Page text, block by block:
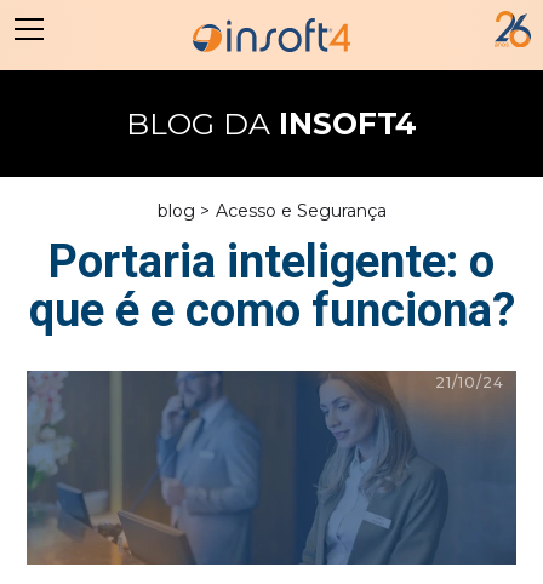
BLOG DAINSOFT4
blog > Acesso e Segurança
Portaria inteligente: o
que é e como funciona?
21/10/24